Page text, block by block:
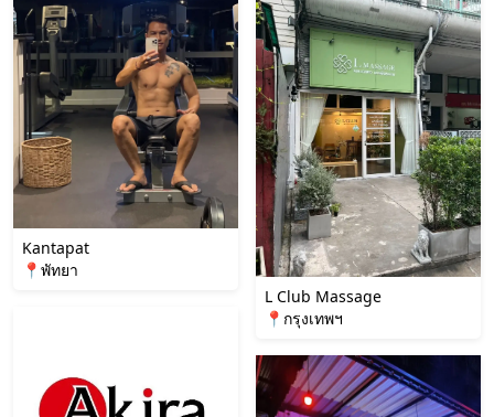
Kantapat
📍พัทยา
L Club Massage
📍กรุงเทพฯ